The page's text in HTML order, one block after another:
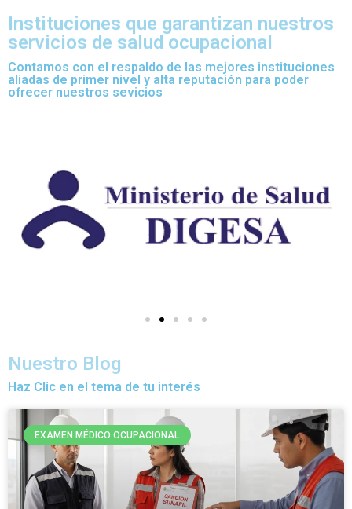
Instituciones que garantizan nuestros
servicios de salud ocupacional
Contamos con el respaldo de las mejores instituciones
aliadas de primer nivel y alta reputación para poder
ofrecer nuestros sevicios
Nuestro Blog
Haz Clic en el tema de tu interés
EXAMEN MÉDICO OCUPACIONAL